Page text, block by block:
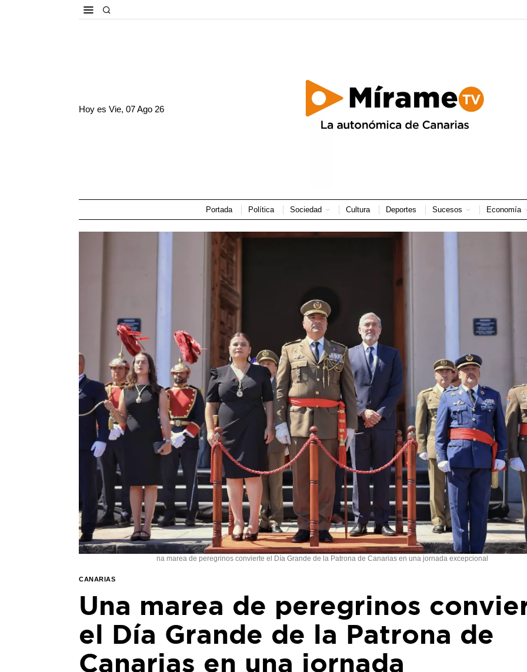
Hoy esVie, 07 Ago 26
Portada Política Sociedad Cultura Deportes Sucesos Economía
na marea de peregrinos convierte el Día Grande de la Patrona de Canarias en una jornada excepcional
CANARIAS
Una marea de peregrinos
el Día Grande de la Patrona de
Canarias en una jornada